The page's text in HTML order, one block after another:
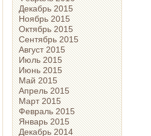
Декабрь 2015
Ноябрь 2015
Октябрь 2015
Сентябрь 2015
Август 2015
Июль 2015
Июнь 2015
Май 2015
Апрель 2015
Март 2015
Февраль 2015
Январь 2015
Декабрь 2014